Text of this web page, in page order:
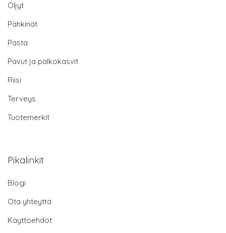
Öljyt
Pähkinät
Pasta
Pavut ja palkokasvit
Riisi
Terveys
Tuotemerkit
Pikalinkit
Blogi
Ota yhteyttä
Käyttöehdot